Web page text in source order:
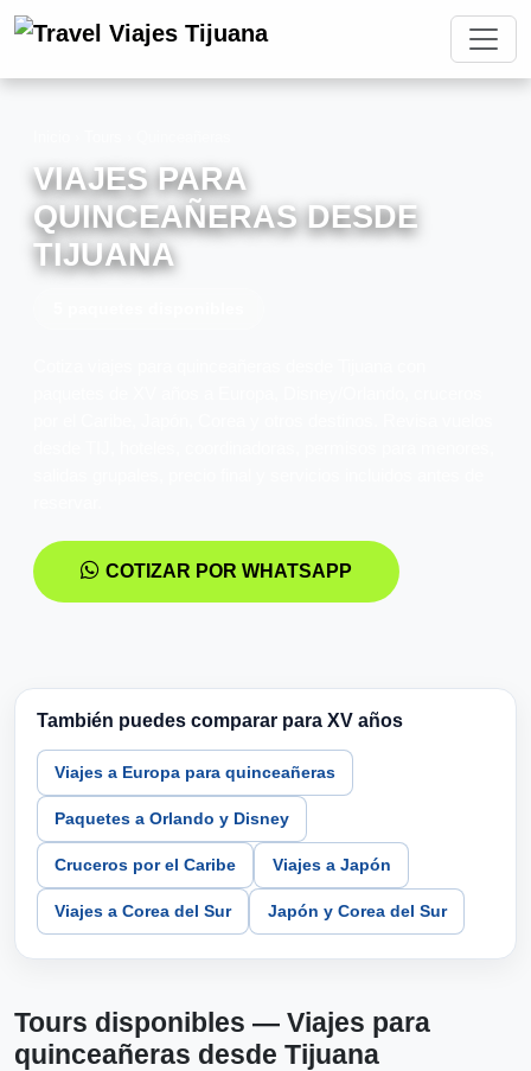
VIAJES PARA
QUINCEAÑERAS DESDE
TIJUANA
COTIZAR POR WHATSAPP
También puedes comparar para XV años
Viajes a Europa para quinceañeras
Paquetes a Orlando y Disney
Cruceros por el Caribe Viajes a Japón
Viajes a Corea del Sur Japón y Corea del Sur
Tours disponibles — Viajes para
quinceañeras desde Tijuana